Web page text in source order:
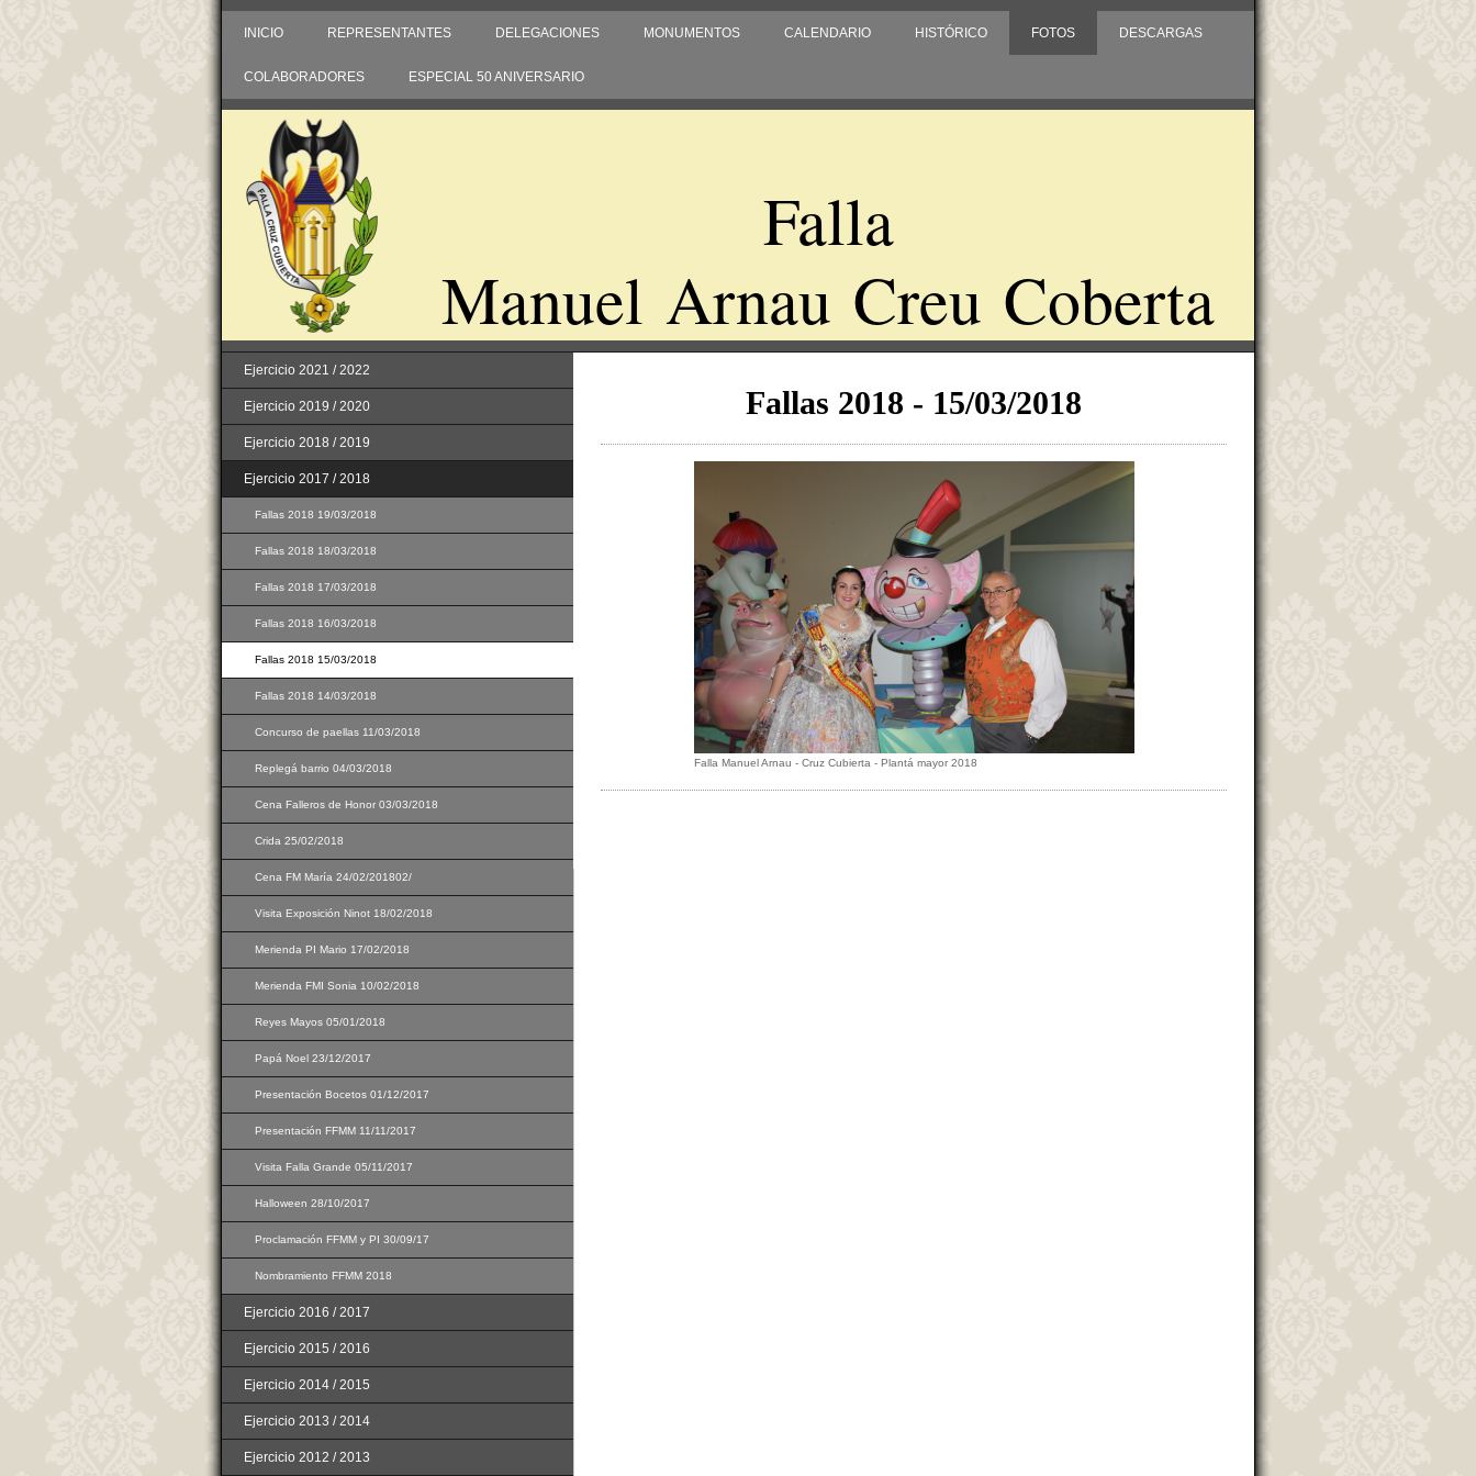
INICIO REPRESENTANTES DELEGACIONES MONUMENTOS CALENDARIO HISTÓRICO FOTOS DESCARGAS
COLABORADORES ESPECIAL 50 ANIVERSARIO
Falla
Manuel Arnau Creu Coberta
Ejercicio 2021 / 2022
Ejercicio 2019 / 2020
Ejercicio 2018 / 2019
Ejercicio 2017 / 2018
Fallas 2018 19/03/2018
Fallas 2018 18/03/2018
Fallas 2018 17/03/2018
Fallas 2018 16/03/2018
Fallas 2018 15/03/2018
Fallas 2018 14/03/2018
Concurso de paellas 11/03/2018
Replegá barrio 04/03/2018
Cena Falleros de Honor 03/03/2018
Crida 25/02/2018
Cena FM María 24/02/201802/
Visita Exposición Ninot 18/02/2018
Merienda PI Mario 17/02/2018
Merienda FMI Sonia 10/02/2018
Reyes Mayos 05/01/2018
Papá Noel 23/12/2017
Presentación Bocetos 01/12/2017
Presentación FFMM 11/11/2017
Visita Falla Grande 05/11/2017
Halloween 28/10/2017
Proclamación FFMM y PI 30/09/17
Nombramiento FFMM 2018
Ejercicio 2016 / 2017
Ejercicio 2015 / 2016
Ejercicio 2014 / 2015
Ejercicio 2013 / 2014
Ejercicio 2012 / 2013
Fallas 2018 - 15/03/2018
Falla Manuel Arnau - Cruz Cubierta - Plantá mayor 2018